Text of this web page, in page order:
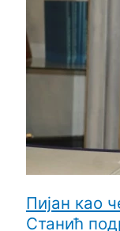
Пијан као
Станић